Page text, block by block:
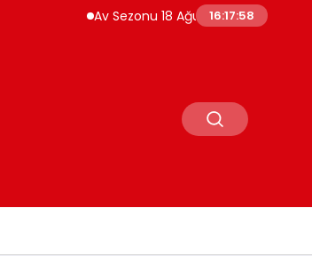
Av Sezonu 18 Ağustos’ta Açılıyor
16:17:59